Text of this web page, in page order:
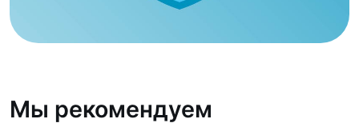
Мы рекомендуем